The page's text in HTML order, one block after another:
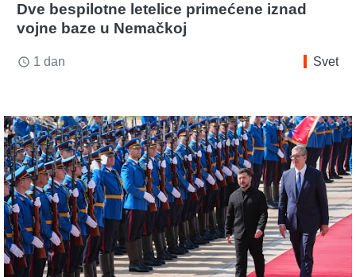
Dve bespilotne letelice primećene iznad
vojne baze u Nemačkoj
access_time 1 dan Svet